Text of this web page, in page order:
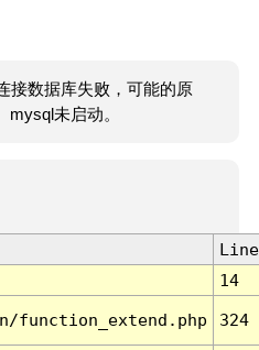
接数据库失败，可能的原
mysql未启动。
Line
14
function_extend.php 324